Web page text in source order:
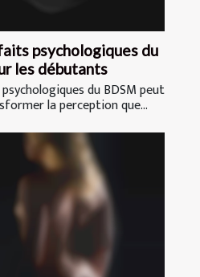
psychologiques du
les débutants
du BDSM peut
la perception que...